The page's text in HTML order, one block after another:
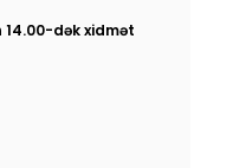
dək xidmət